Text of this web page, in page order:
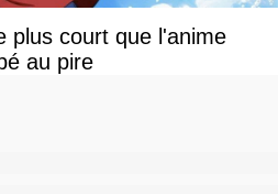
plus court que l'anime
au pire